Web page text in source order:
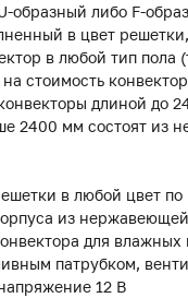
образный либо F-
в цвет решетки,
в любой тип пола
стоимость
длиной до
2400 мм состоят из
в любой цвет по
из
для
патрубком,
12 В